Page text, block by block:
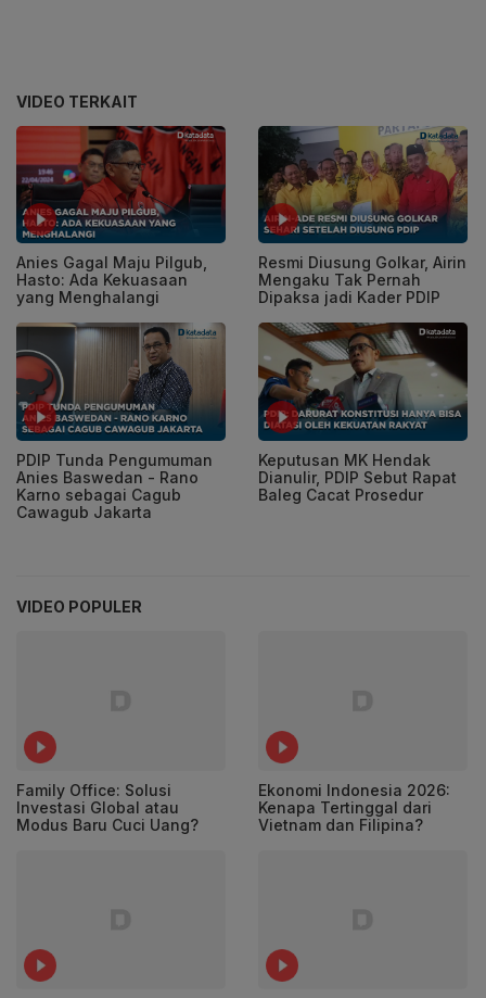
VIDEO TERKAIT
Anies Gagal Maju Pilgub,
Hasto: Ada Kekuasaan
yang Menghalangi
Resmi Diusung Golkar, Airin
Mengaku Tak Pernah
Dipaksa jadi Kader PDIP
PDIP Tunda Pengumuman
Anies Baswedan - Rano
Karno sebagai Cagub
Cawagub Jakarta
Keputusan MK Hendak
Dianulir, PDIP Sebut Rapat
Baleg Cacat Prosedur
VIDEO POPULER
Family Office: Solusi
Investasi Global atau
Modus Baru Cuci Uang?
Ekonomi Indonesia 2026:
Kenapa Tertinggal dari
Vietnam dan Filipina?